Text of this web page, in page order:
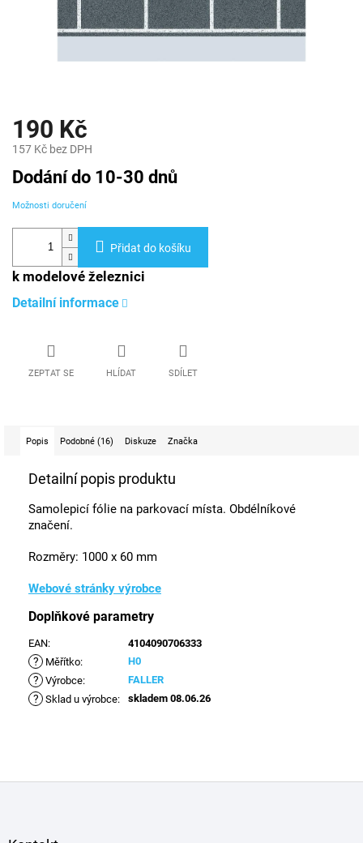
190 Kč
157 Kč bez DPH
Měrná
cena:
Dodání do 10-30 dnů
Možnosti doručení
Přidat do košíku
k modelové železnici
Detailní informace
ZEPTAT SE HLÍDAT SDÍLET
Popis Podobné (16) Diskuze Značka
Detailní popis produktu
Samolepicí fólie na parkovací místa. Obdélníkové
značení.
Rozměry: 1000 x 60 mm
Webové stránky výrobce
Doplňkové parametry
EAN: 4104090706333
? Měřítko: H0
? Výrobce: FALLER
? Sklad u výrobce: skladem 08.06.26